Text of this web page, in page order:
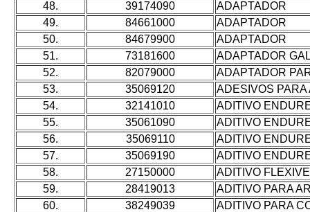
48.
39174090
ADAPTADOR
49.
84661000
ADAPTADOR
50.
84679900
ADAPTADOR
51.
73181600
ADAPTADOR
52.
82079000
ADAPTADOR
53.
35069120
ADESIVOS
54.
32141010
ADITIVO
55.
35061090
ADITIVO
56.
35069110
ADITIVO
57.
35069190
ADITIVO
58.
27150000
ADITIVO
59.
28419013
ADITIVO PARA
60.
38249039
ADITIVO PARA